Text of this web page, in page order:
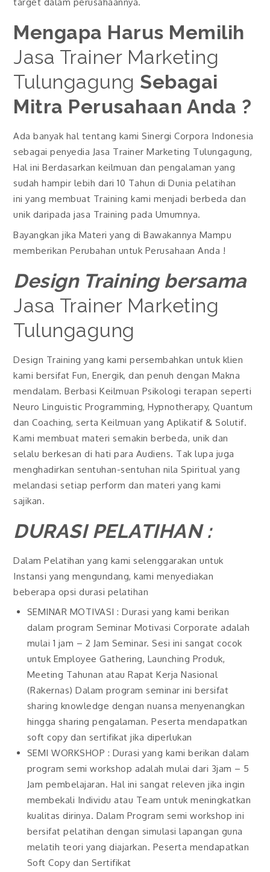
target dalam perusahaannya.
Mengapa Harus Memilih
Jasa Trainer Marketing
Tulungagung Sebagai
Mitra Perusahaan Anda ?
Ada banyak hal tentang kami Sinergi Corpora Indonesia
sebagai penyedia Jasa Trainer Marketing Tulungagung,
Hal ini Berdasarkan keilmuan dan pengalaman yang
sudah hampir lebih dari 10 Tahun di Dunia pelatihan
ini yang membuat Training kami menjadi berbeda dan
unik daripada jasa Training pada Umumnya.
Bayangkan jika Materi yang di Bawakannya Mampu
memberikan Perubahan untuk Perusahaan Anda !
Design Training bersama
Jasa Trainer Marketing
Tulungagung
Design Training yang kami persembahkan untuk klien
kami bersifat Fun, Energik, dan penuh dengan Makna
mendalam. Berbasi Keilmuan Psikologi terapan seperti
Neuro Linguistic Programming, Hypnotherapy, Quantum
dan Coaching, serta Keilmuan yang Aplikatif & Solutif.
Kami membuat materi semakin berbeda, unik dan
selalu berkesan di hati para Audiens. Tak lupa juga
menghadirkan sentuhan-sentuhan nila Spiritual yang
melandasi setiap perform dan materi yang kami
sajikan.
DURASI PELATIHAN :
Dalam Pelatihan yang kami selenggarakan untuk
Instansi yang mengundang, kami menyediakan
beberapa opsi durasi pelatihan
SEMINAR MOTIVASI : Durasi yang kami berikan
dalam program Seminar Motivasi Corporate adalah
mulai 1 jam – 2 Jam Seminar. Sesi ini sangat cocok
untuk Employee Gathering, Launching Produk,
Meeting Tahunan atau Rapat Kerja Nasional
(Rakernas) Dalam program seminar ini bersifat
sharing knowledge dengan nuansa menyenangkan
hingga sharing pengalaman. Peserta mendapatkan
soft copy dan sertifikat jika diperlukan
SEMI WORKSHOP : Durasi yang kami berikan dalam
program semi workshop adalah mulai dari 3jam – 5
Jam pembelajaran. Hal ini sangat releven jika ingin
membekali Individu atau Team untuk meningkatkan
kualitas dirinya. Dalam Program semi workshop ini
bersifat pelatihan dengan simulasi lapangan guna
melatih teori yang diajarkan. Peserta mendapatkan
Soft Copy dan Sertifikat